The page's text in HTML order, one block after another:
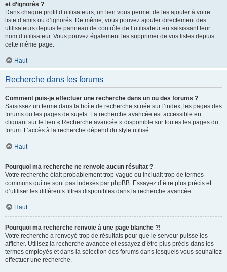
et d’ignorés ?
Dans chaque profil d’utilisateurs, un lien vous permet de les ajouter à votre
liste d’amis ou d’ignorés. De même, vous pouvez ajouter directement des
utilisateurs depuis le panneau de contrôle de l’utilisateur en saisissant leur
nom d’utilisateur. Vous pouvez également les supprimer de vos listes depuis
cette même page.
Haut
Recherche dans les forums
Comment puis-je effectuer une recherche dans un ou des forums ?
Saisissez un terme dans la boîte de recherche située sur l’index, les pages des
forums ou les pages de sujets. La recherche avancée est accessible en
cliquant sur le lien « Recherche avancée » disponible sur toutes les pages du
forum. L’accès à la recherche dépend du style utilisé.
Haut
Pourquoi ma recherche ne renvoie aucun résultat ?
Votre recherche était probablement trop vague ou incluait trop de termes
communs qui ne sont pas indexés par phpBB. Essayez d’être plus précis et
d’utiliser les différents filtres disponibles dans la recherche avancée.
Haut
Pourquoi ma recherche renvoie à une page blanche ?!
Votre recherche a renvoyé trop de résultats pour que le serveur puisse les
afficher. Utilisez la recherche avancée et essayez d’être plus précis dans les
termes employés et dans la sélection des forums dans lesquels vous souhaitez
effectuer une recherche.